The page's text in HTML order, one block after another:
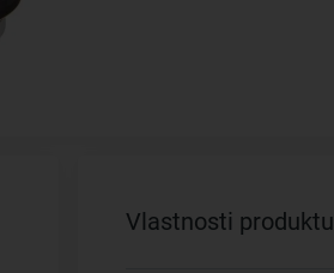
Vlastnosti produktu